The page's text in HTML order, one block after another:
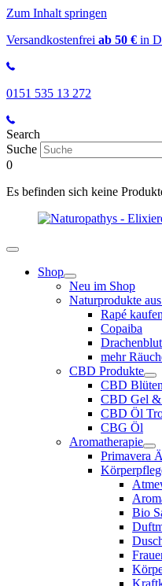
Zum Inhalt springen
Versandkostenfrei ab 50 € in
0151 535 13 272
Search
Suche
0
Es befinden sich keine
Shop
Neu im Shop
Naturprodukte
Rapé kaufen
Copaiba
mehr
CBD Produkte
CBD Blüten
CBD Gel &
CBD Öl
CBG Öl
Aromatherapie
Primavera
Bio